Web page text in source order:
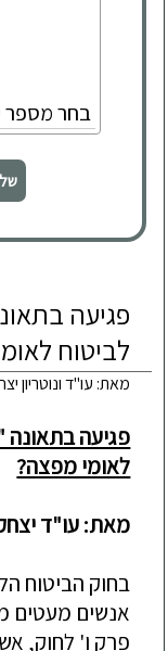
פגיעה
לביטוח
מאת: עו"ד ונוטריון
פגיעה
לאומי מפצה?
מאת: עו"ד
בחוק הביטוח
אנשים מעטים
פרק ו' לחוק,